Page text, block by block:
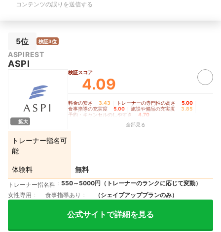
コンテンツの誤りを送信する
5位 検証3位
ASPIREST
ASPI
拡大
検証スコア
4.09
料金の安さ 3.43 トレーナーの専門性の高さ 5.00
食事指導の充実度 5.00 施設や備品の充実度 3.85
予約・キャンセルのしやすさ
4.70
全部見る
トレーナー指名可
能
体験料 無料
トレーナー指名料
550～5000円（トレーナーのランクに応じて変動）
女性専用
食事指導あり （シェイプアッププランのみ）
公式サイトで詳細を見る